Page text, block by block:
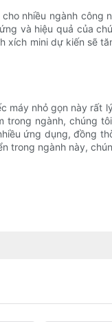
nhiều ngành
và hiệu quả của
mini dự kiến ​​sẽ
máy nhỏ gọn này
ngành, chúng
ứng dụng, đồng
ngành này,